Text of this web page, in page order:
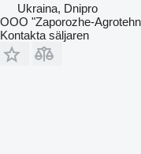
Ukraina, Dnipro
OOO "Zaporozhe-
Kontakta säljaren